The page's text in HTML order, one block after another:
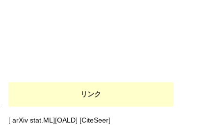
リンク
[ arXiv stat.ML ][OALD] [CiteSeer]